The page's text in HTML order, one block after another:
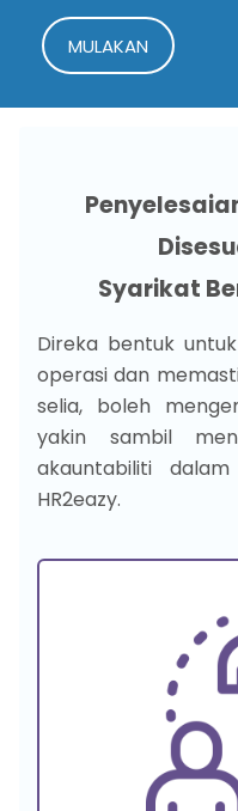
MULAKAN
Syarikat
Direka bentuk
operasi dan
selia, boleh
yakin sambil
akauntabiliti
HR2eazy.